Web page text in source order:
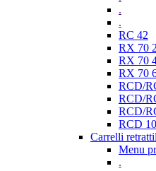
.
.
RC 42
RX 70
RX 70
RX 70
RCD/
RCD/
RCD/
RCD
Carrelli
Menu
.